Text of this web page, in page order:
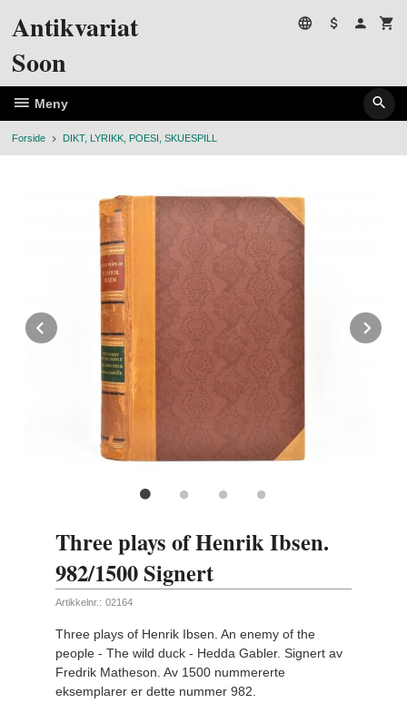
Antikvariat
Soon
Meny
Forside DIKT, LYRIKK, POESI, SKUESPILL
Prev
Three plays of Henrik Ibsen.
982/1500 Signert
Artikkelnr.: 02164
Three plays of Henrik Ibsen. An enemy of the
people - The wild duck - Hedda Gabler. Signert av
Fredrik Matheson. Av 1500 nummererte
eksemplarer er dette nummer 982.